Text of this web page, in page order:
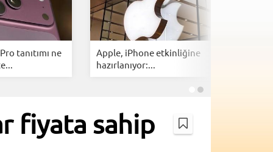
tanıtımı ne
Apple, iPhone etkinliğine
hazırlanıyor:...
fiyata sahip